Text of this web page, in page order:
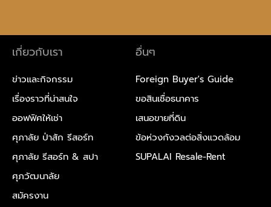
เกี่ยวกับเรา
ข่าวและกิจกรรม
เรื่องราวที่น่าสนใจ
ออฟฟิศให้เช่า
ศุภาลัย ป่าสัก รีสอร์ท
ศุภาลัย รีสอร์ท & สปา
ศุภวัฒนาลัย
สมัครงาน
อื่นๆ
Foreign Buyer's Guide
ขอสินเชื่อธนาคาร
เสนอขายที่ดิน
ข้อห่วงกังวลต่อสิ่งแวดล้อม
SUPALAI Resale-Rent